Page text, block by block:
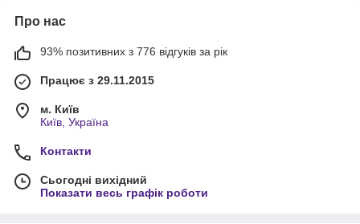
Про нас
93% позитивних з 776 відгуків за рік
Працює з 29.11.2015
м. Київ
Київ, Україна
Контакти
Сьогодні вихідний
Показати весь графік роботи